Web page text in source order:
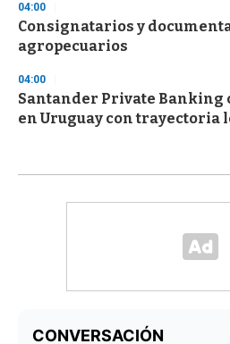
04:00
Consignatarios y
agropecuarios
04:00
Santander Private Banking
en Uruguay con trayectoria